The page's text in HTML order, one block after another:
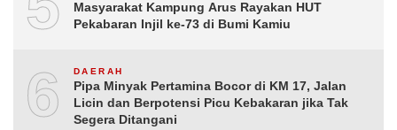
Masyarakat Kampung Arus Rayakan HUT
Pekabaran Injil ke-73 di Bumi Kamiu
6 DAERAH
Pipa Minyak Pertamina Bocor di KM 17, Jalan
Licin dan Berpotensi Picu Kebakaran jika Tak
Segera Ditangani